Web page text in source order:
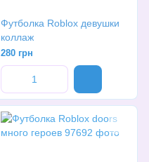
Футболка Roblox девушки
коллаж
280 грн